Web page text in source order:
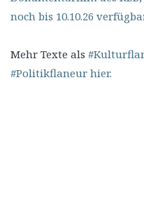
noch bis 10.10.26
Mehr Texte als
#Politikflaneur hier.